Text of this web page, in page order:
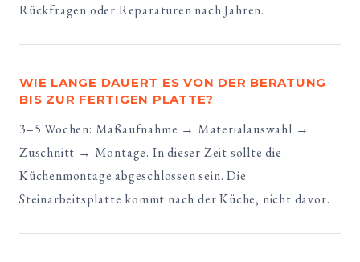
Rückfragen oder Reparaturen nach Jahren.
WIE LANGE DAUERT ES VON DER BERATUNG
BIS ZUR FERTIGEN PLATTE?
3–5 Wochen: Maßaufnahme → Materialauswahl →
Zuschnitt → Montage. In dieser Zeit sollte die
Küchenmontage abgeschlossen sein. Die
Steinarbeitsplatte kommt nach der Küche, nicht davor.